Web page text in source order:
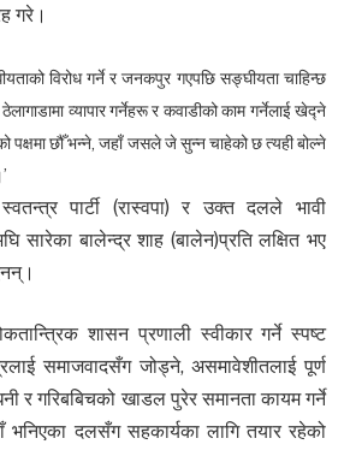
गरे।
विरोध गर्ने र जनकपुर गएपछि सङ्घीयता चाहिन्छ
व्यापार गर्नेहरू र कवाडीको काम गर्नेलाई खेद्ने
पक्षमा छौँ भन्ने, जहाँ जसले जे सुन्न चाहेको छ त्यही बोल्ने
पार्टी (रास्वपा) र उक्त दलले भावी
सारेका बालेन्द्र शाह (बालेन)प्रति लक्षित भए
शासन प्रणाली स्वीकार गर्ने स्पष्ट
समाजवादसँग जोड्ने, असमावेशीतलाई पूर्ण
र गरिबबिचको खाडल पुरेर समानता कायम गर्ने
भनिएका दलसँग सहकार्यका लागि तयार रहेको